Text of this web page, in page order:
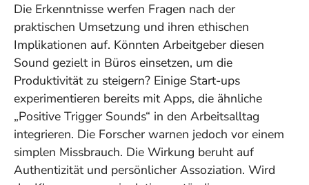
Die Erkenntnisse werfen Fragen nach der
praktischen Umsetzung und ihren ethischen
Implikationen auf. Könnten Arbeitgeber diesen
Sound gezielt in Büros einsetzen, um die
Produktivität zu steigern? Einige Start-ups
experimentieren bereits mit Apps, die ähnliche
„Positive Trigger Sounds“ in den Arbeitsalltag
integrieren. Die Forscher warnen jedoch vor einem
simplen Missbrauch. Die Wirkung beruht auf
Authentizität und persönlicher Assoziation. Wird